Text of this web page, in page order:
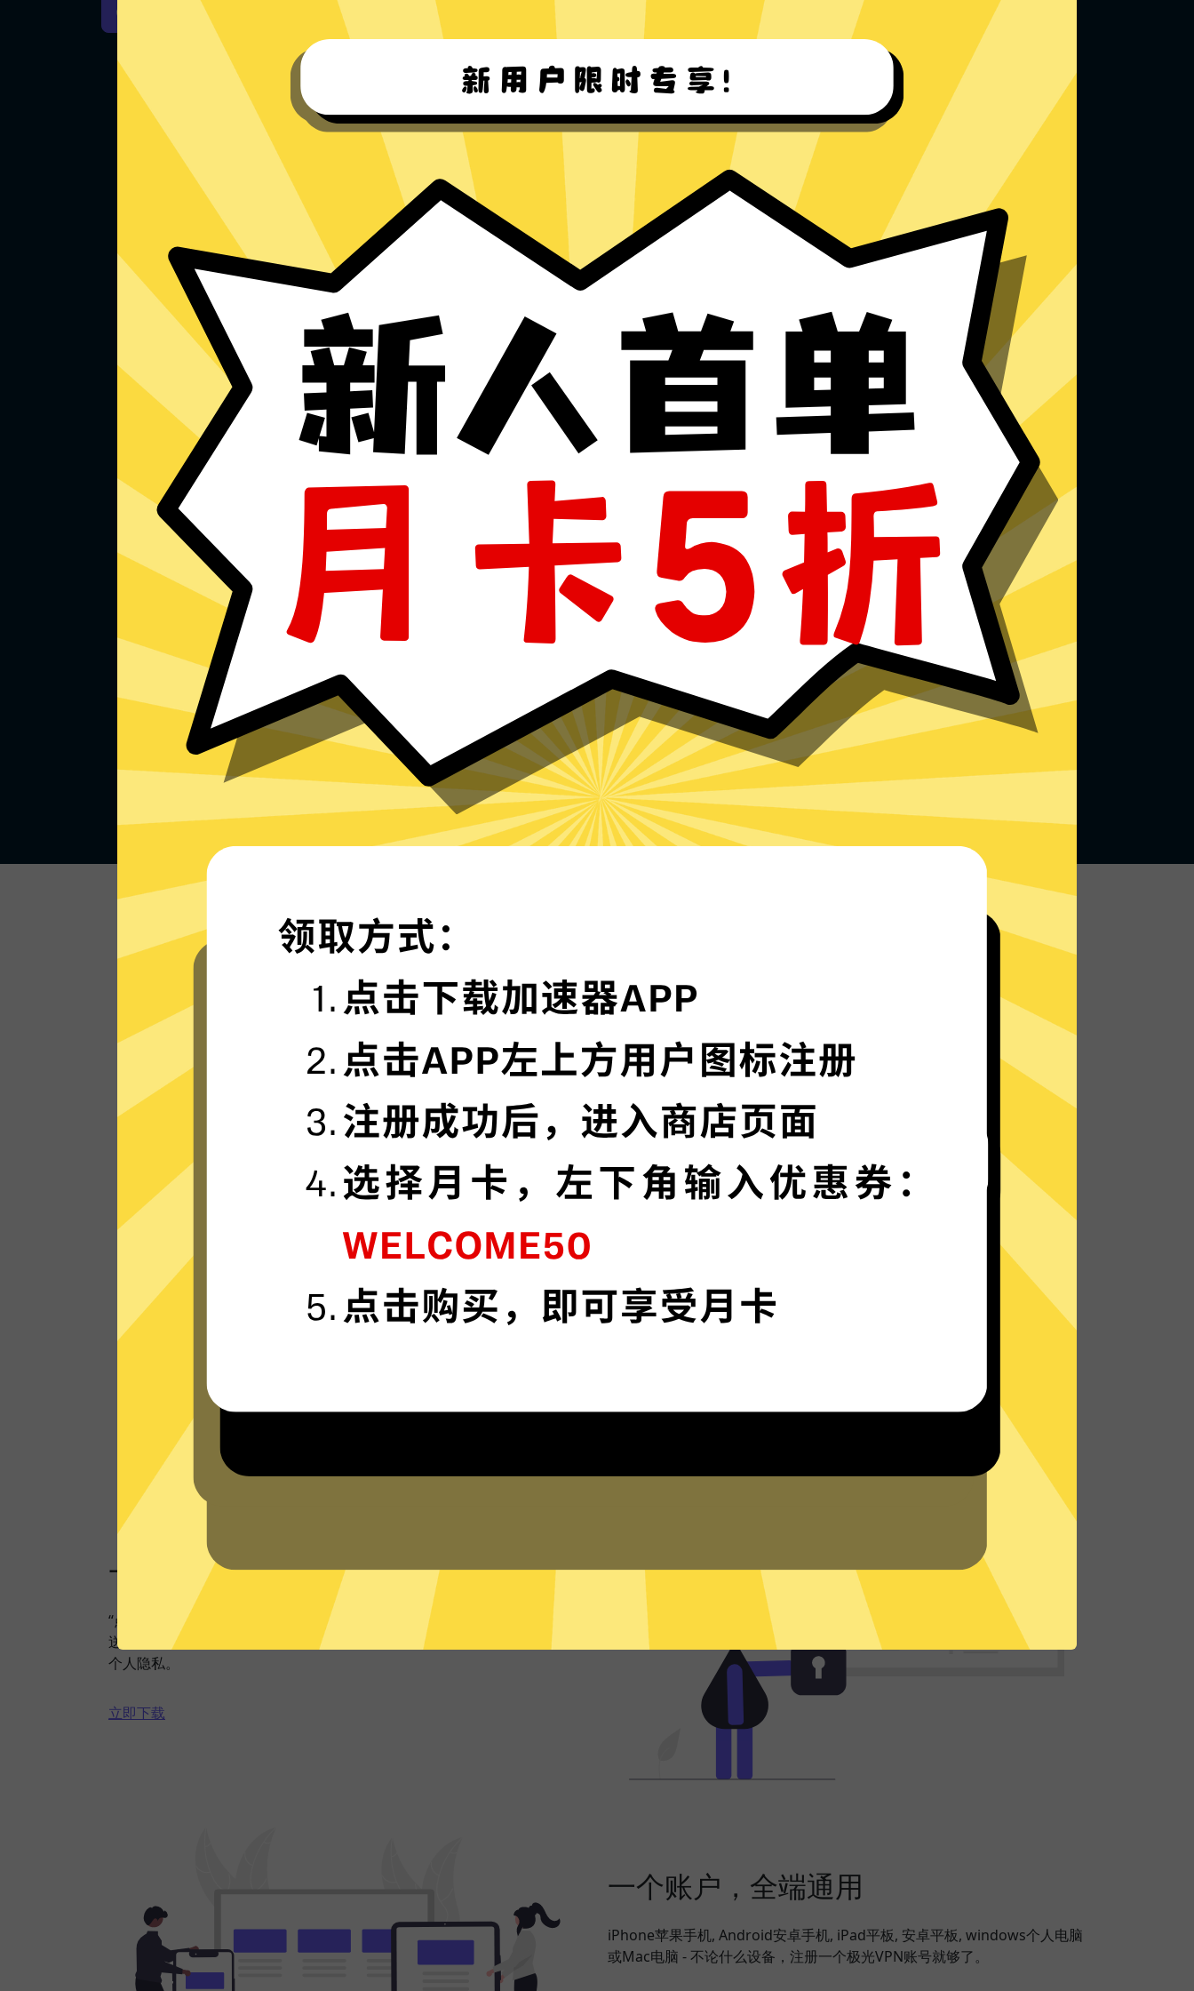
安卓下载 Windows下载 Mac下载
闪电般的连接速度
极光VPN的服务器使用更新一代的”闪连“连接
技术，只为速度而生，可轻松支持4K流媒
看看其他人的评价
卓越的加密技术
极光VPN采用最前沿的数据加密技术，使您
全面掌控您的网络隐私与安全。
下载极光VPN
无论何地，无限访问
极光VPN的自研发通信协议，使您无论是在
路上还是沙发上，都能轻松无限制访问全球
一键连接，无需任何繁琐配置
“点击加速”，一键轻松连接。不论您是观看视频、社交网络、海淘购物、发
送私密信息等，极光VPN都能轻松帮你搞定，并在此基础上更好地保护您的
个人隐私。
立即下载
一个账户，全端通用
iPhone苹果手机, Android安卓手机, iPad平板, 安卓平板, windows个人电脑
或Mac电脑 - 不论什么设备，注册一个极光VPN账号就够了。